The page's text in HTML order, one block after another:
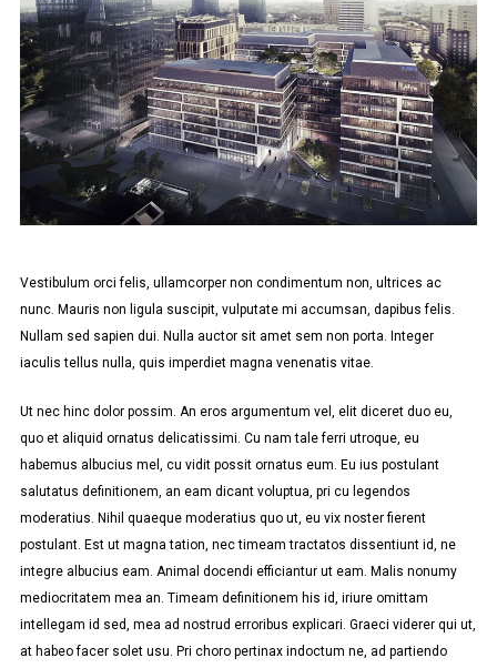
Vestibulum orci felis, ullamcorper non condimentum non, ultrices ac
nunc. Mauris non ligula suscipit, vulputate mi accumsan, dapibus felis.
Nullam sed sapien dui. Nulla auctor sit amet sem non porta. Integer
iaculis tellus nulla, quis imperdiet magna venenatis vitae.
Ut nec hinc dolor possim. An eros argumentum vel, elit diceret duo eu,
quo et aliquid ornatus delicatissimi. Cu nam tale ferri utroque, eu
habemus albucius mel, cu vidit possit ornatus eum. Eu ius postulant
salutatus definitionem, an eam dicant voluptua, pri cu legendos
moderatius. Nihil quaeque moderatius quo ut, eu vix noster fierent
postulant. Est ut magna tation, nec timeam tractatos dissentiunt id, ne
integre albucius eam. Animal docendi efficiantur ut eam. Malis nonumy
mediocritatem mea an. Timeam definitionem his id, iriure omittam
intellegam id sed, mea ad nostrud erroribus explicari. Graeci viderer qui ut,
at habeo facer solet usu. Pri choro pertinax indoctum ne, ad partiendo